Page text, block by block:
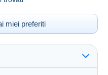
miei preferiti